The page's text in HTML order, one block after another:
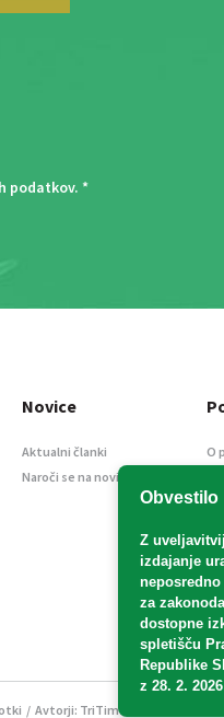
podatkov. *
Obvestilo
Z
izdajanje
neposredno
za
dostopne
spletišču
Republike
z 28. 2.
Novice
Aktualni članki
Naroči se na novice
O
E-
/ Avtorji: TriTim spletna agencija